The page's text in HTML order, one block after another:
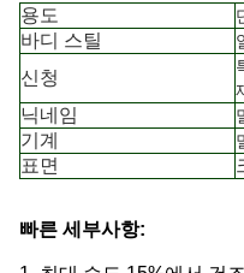
용도
바디 스틸
신청
닉네임
기계
표면
빠른 세부사항: